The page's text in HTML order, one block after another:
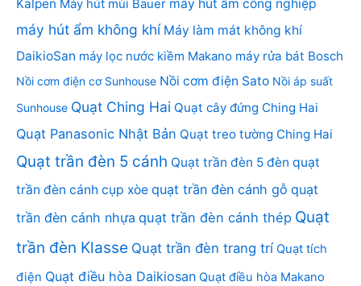
Kalpen Máy hút mùi Bauer máy hút ẩm công nghiệp
máy hút ẩm không khí Máy làm mát không khí
DaikioSan máy lọc nước kiềm Makano máy rửa bát Bosch
Nồi cơm điện cơ Sunhouse Nồi cơm điện Sato Nồi áp suất
Sunhouse Quạt Ching Hai Quạt cây đứng Ching Hai
Quạt Panasonic Nhật Bản Quạt treo tường Ching Hai
Quạt trần đèn 5 cánh Quạt trần đèn 5 đèn quạt
trần đèn cánh cụp xòe quạt trần đèn cánh gỗ quạt
trần đèn cánh nhựa quạt trần đèn cánh thép Quạt
trần đèn Klasse Quạt trần đèn trang trí Quạt tích
điện Quạt điều hòa Daikiosan Quạt điều hòa Makano